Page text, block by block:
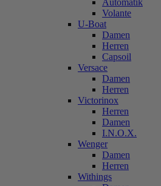
Automatik
Volante
U-Boat
Damen
Herren
Capsoil
Versace
Damen
Herren
Victorinox
Herren
Damen
I.N.O.X.
Wenger
Damen
Herren
Withings